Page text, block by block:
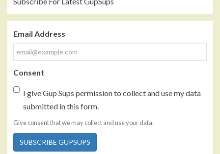
Email Address
Consent
I give Gup Sups permission to collect and use my data
submitted in this form.
Give consent that we may collect and use your data.
SUBSCRIBE GUPSUPS